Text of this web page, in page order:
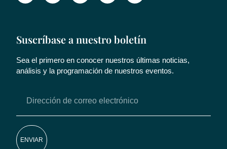
Suscríbase a nuestro boletín
Sea el primero en conocer nuestros últimas noticias,
análisis y la programación de nuestros eventos.
ENVIAR